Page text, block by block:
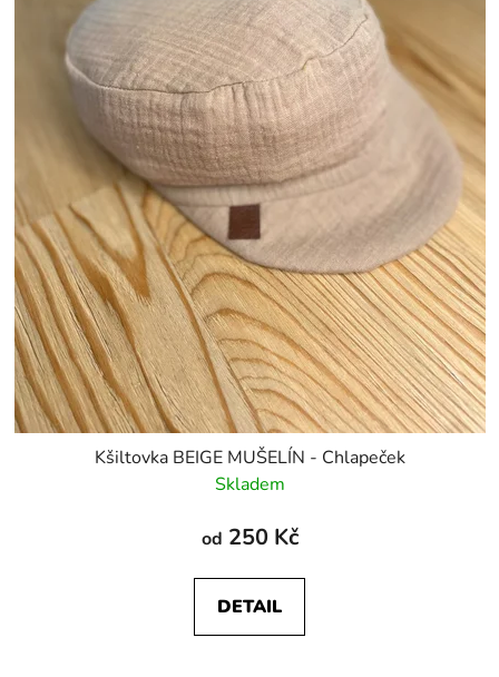
Kšiltovka BEIGE MUŠELÍN - Chlapeček
Skladem
od 250 Kč
DETAIL